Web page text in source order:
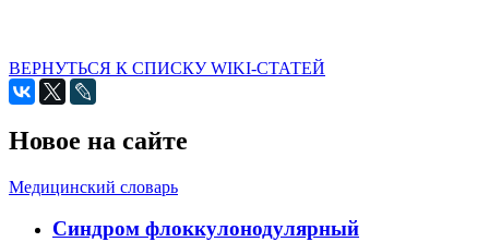
ВЕРНУТЬСЯ К СПИСКУ WIKI-СТАТЕЙ
Новое на сайте
Медицинский словарь
Cиндром флоккулонодулярный